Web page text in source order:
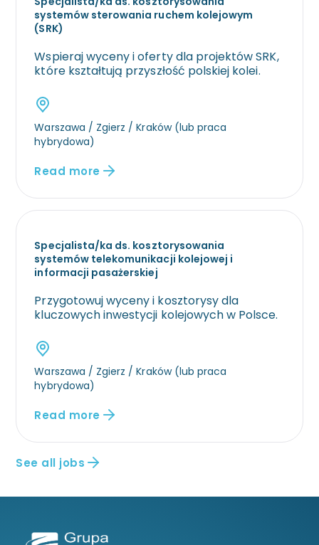
systemów sterowania ruchem kolejowym
(SRK)
Wspieraj wyceny i oferty dla projektów SRK,
które kształtują przyszłość polskiej kolei.
Warszawa / Zgierz / Kraków (lub praca
hybrydowa)
Read more
Specjalista/ka ds. kosztorysowania
systemów telekomunikacji kolejowej i
informacji pasażerskiej
Przygotowuj wyceny i kosztorysy dla
kluczowych inwestycji kolejowych w Polsce.
Warszawa / Zgierz / Kraków (lub praca
hybrydowa)
Read more
See all jobs